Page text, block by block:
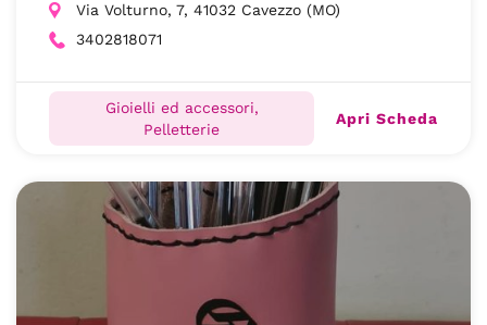
Via Volturno, 7, 41032 Cavezzo (MO)
3402818071
Gioielli ed accessori,
Pelletterie
Apri Scheda